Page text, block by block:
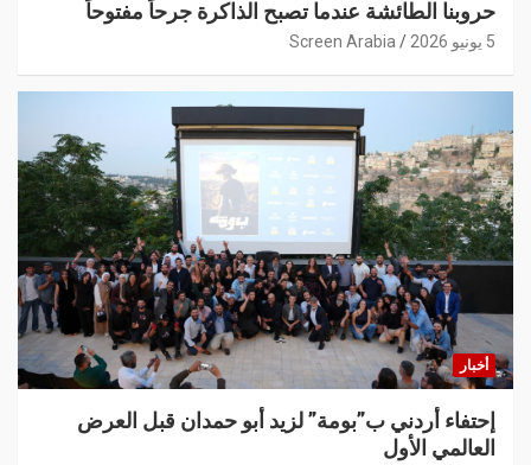
حروبنا الطائشة عندما تصبح الذاكرة جرحاً مفتوحاً
5 يونيو 2026 Screen Arabia
أخبار
إحتفاء أردني ب”بومة” لزيد أبو حمدان قبل العرض
العالمي الأول